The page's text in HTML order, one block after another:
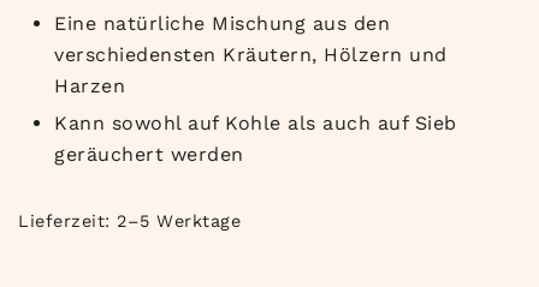
Eine natürliche Mischung aus den
verschiedensten Kräutern, Hölzern und
Harzen
Kann sowohl auf Kohle als auch auf Sieb
geräuchert werden
Lieferzeit: 2–5 Werktage